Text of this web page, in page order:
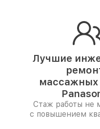
Лучшие
массажных
Стаж работы не
с повышением